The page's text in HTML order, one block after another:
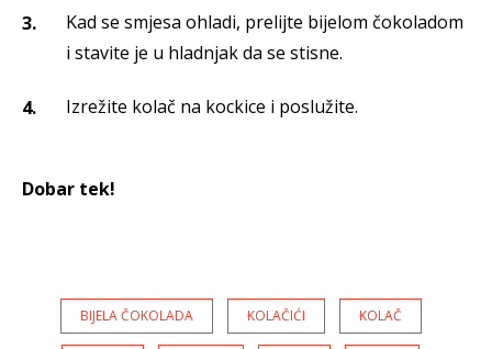
Kad se smjesa ohladi, prelijte bijelom čokoladom
i stavite je u hladnjak da se stisne.
Izrežite kolač na kockice i poslužite.
Dobar tek!
BIJELA ČOKOLADA KOLAČIĆI KOLAČ